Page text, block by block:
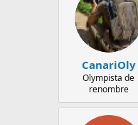
m
CanariOly
Olympista de
renombre